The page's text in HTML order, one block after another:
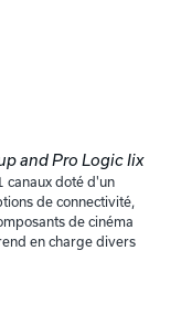
and Pro Logic Iix
canaux doté d'un
de connectivité,
de cinéma
en charge divers